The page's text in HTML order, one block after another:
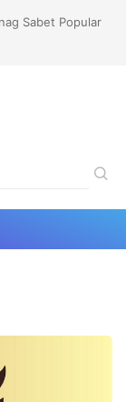
Sabet Popular
2026